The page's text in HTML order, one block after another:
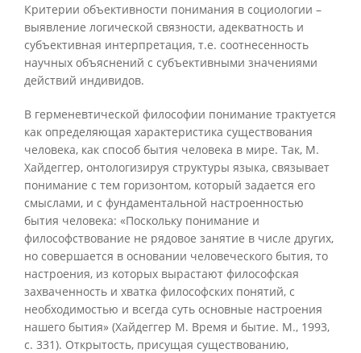
Критерии объективности понимания в социологии –
выявление логической связности, адекватность и
субъективная интерпретация, т.е. соотнесенность
научных объяснений с субъективными значениями
действий индивидов.
В герменевтической философии понимание трактуется
как определяющая характеристика существования
человека, как способ бытия человека в мире. Так, М.
Хайдеггер, онтологизируя структуры языка, связывает
понимание с тем горизонтом, который задается его
смыслами, и с фундаментальной настроенностью
бытия человека: «Поскольку понимание и
философствование не рядовое занятие в числе других,
но совершается в основании человеческого бытия, то
настроения, из которых вырастают философская
захваченность и хватка философских понятий, с
необходимостью и всегда суть основные настроения
нашего бытия» (Хайдеггер М. Время и бытие. М., 1993,
с. 331). Открытость, присущая существованию,